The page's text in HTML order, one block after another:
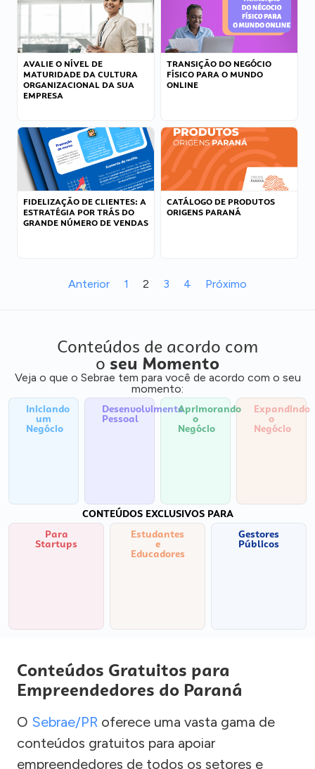
AVALIE O NÍVEL DE
MATURIDADE DA CULTURA
ORGANIZACIONAL DA SUA
EMPRESA
TRANSIÇÃO DO NEGÓCIO
FÍSICO PARA O MUNDO
ONLINE
FIDELIZAÇÃO DE CLIENTES: A
ESTRATÉGIA POR TRÁS DO
GRANDE NÚMERO DE VENDAS
CATÁLOGO DE PRODUTOS
ORIGENS PARANÁ
Anterior 1 2 3 4 Próximo
Conteúdos de acordo com
o seu Momento
Veja o que o Sebrae tem para você de acordo com o seu
momento:
Iniciando
um
Negócio
Desenvolvimento
Pessoal
Aprimorando
o
Negócio
Expandindo
o
Negócio
CONTEÚDOS EXCLUSIVOS PARA
Para
Startups
Estudantes
e
Educadores
Gestores
Públicos
Conteúdos Gratuitos para
Empreendedores do Paraná
O Sebrae/PR oferece uma vasta gama de
conteúdos gratuitos para apoiar
empreendedores de todos os setores e